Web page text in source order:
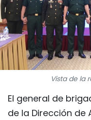
中
Vista de la
El general de
de la Dirección de